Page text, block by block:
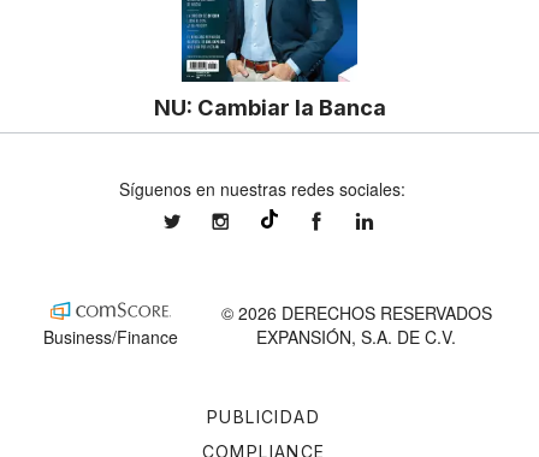
NU: Cambiar la Banca
PUBLICIDAD
COMPLIANCE
Síguenos en nuestras redes sociales:
expansionmxexpansionmx ExpansionMex
Business/Finance
© 2026 DERECHOS RESERVADOS
EXPANSIÓN, S.A. DE C.V.